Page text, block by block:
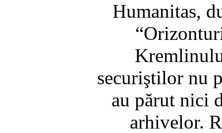
Humanitas,
securiştilor nu
au părut nici
arhivelor.